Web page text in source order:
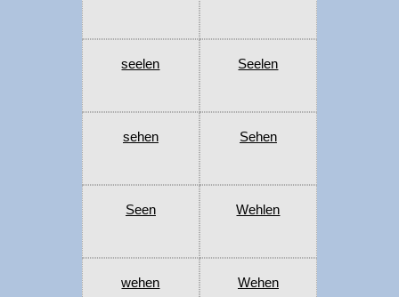
seelen Seelen
sehen Sehen
Seen Wehlen
wehen Wehen